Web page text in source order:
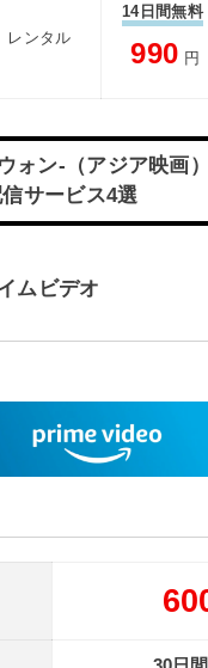
レンタル
14日間無料
990 円
ォン-（アジア映画
サービス4選
ムビデオ